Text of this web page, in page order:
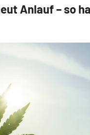
Anlauf – so